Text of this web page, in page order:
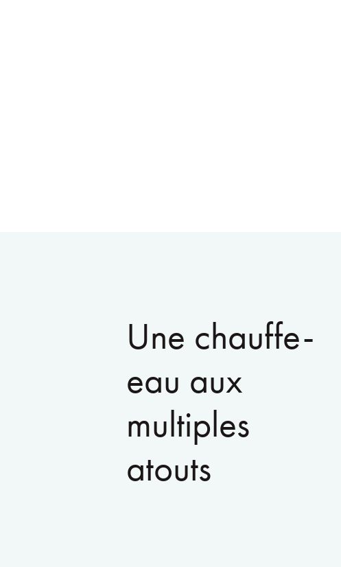
Une chauffe-
eau aux
multiples
atouts